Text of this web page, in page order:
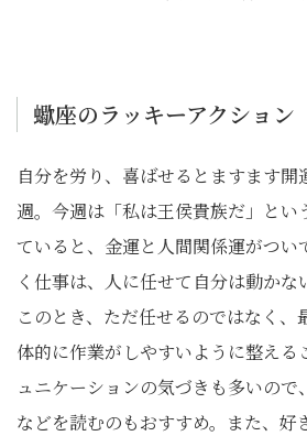
蠍座のラッキーアクション
自分を労り、喜ばせるとますます
週。今週は「私は王侯貴族だ」とい
ていると、金運と人間関係運がつい
く仕事は、人に任せて自分は動かな
このとき、ただ任せるのではなく、
体的に作業がしやすいように整える
ュニケーションの気づきも多いの
などを読むのもおすすめ。また、好